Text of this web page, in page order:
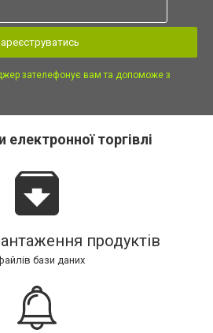
зателефонує вам та допоможе з
електронної торгівлі
продуктів
бази даних